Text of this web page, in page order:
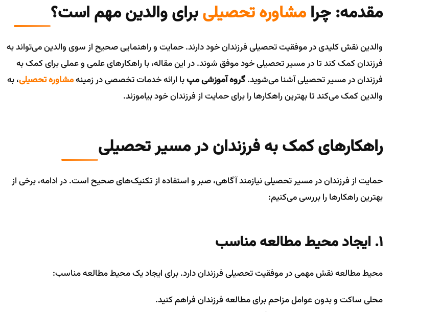
مقدمه: چرا مشاوره تحصیلیبرای والدین مهم است؟
والدین نقش کلیدی در موفقیت تحصیلی فرزندان خود دارند. حمایت و راهنمایی صحیح از سوی والدین می‌تواند به
فرزندان کمک کند تا در مسیر تحصیلی خود موفق شوند. در این مقاله، با راهکارهای علمی و عملی برای کمک به
فرزندان در مسیر تحصیلی آشنا می‌شوید.گروه آموزشی مپبا ارائه خدمات تخصصی در زمینهمشاوره تحصیلی، به
والدین کمک می‌کند تا بهترین راهکارها را برای حمایت از فرزندان خود بیاموزند.
راهکارهای کمک به فرزندان در مسیر تحصیلی
حمایت از فرزندان در مسیر تحصیلی نیازمند آگاهی، صبر و استفاده از تکنیک‌های صحیح است. در ادامه، برخی از
بهترین راهکارها را بررسی می‌کنیم:
۱. ایجاد محیط مطالعه مناسب
محیط مطالعه نقش مهمی در موفقیت تحصیلی فرزندان دارد. برای ایجاد یک محیط مطالعه مناسب:
محلی ساکت و بدون عوامل مزاحم برای مطالعه فرزندان فراهم کنید.